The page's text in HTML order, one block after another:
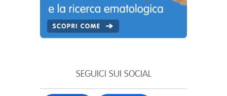
SEGUICI SUI SOCIAL